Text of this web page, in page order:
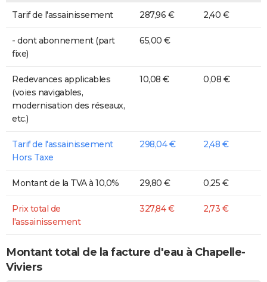
Tarif de l'assainissement 287,96 € 2,40 €
- dont abonnement (part
fixe)
65,00 €
Redevances applicables
(voies navigables,
modernisation des réseaux,
etc.)
10,08 € 0,08 €
Tarif de l'assainissement
Hors Taxe
298,04 € 2,48 €
Montant de la TVA à 10,0% 29,80 € 0,25 €
Prix total de
l'assainissement
327,84 € 2,73 €
Montant total de la facture d'eau à Chapelle-
Viviers